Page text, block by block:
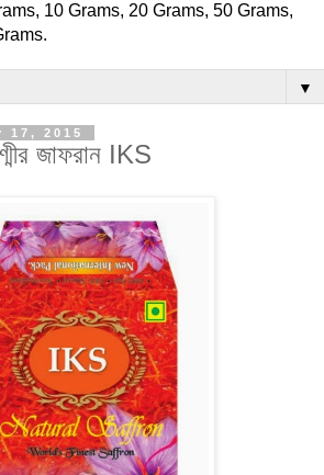
10 Grams, 20 Grams, 50 Grams,
▼
17, 2015
জাফরান IKS